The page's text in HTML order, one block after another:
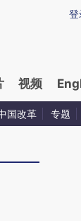
成，可能与原文
登
视频
国改革 专题